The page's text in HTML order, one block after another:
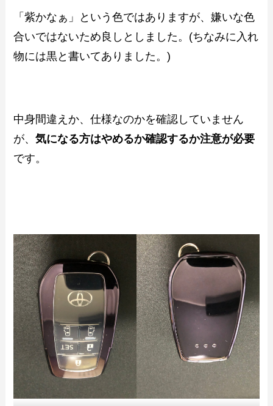
「紫かなぁ」という色ではありますが、嫌いな色
合いではないため良しとしました。(ちなみに入れ
物には黒と書いてありました。)
中身間違えか、仕様なのかを確認していません
が、気になる方はやめるか確認するか注意が必要
です。